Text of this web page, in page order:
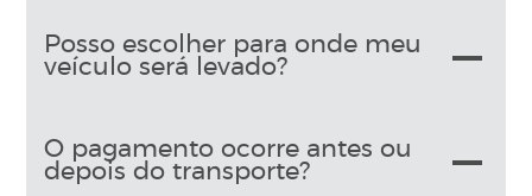
Posso escolher para onde meu
veículo será levado?
O pagamento ocorre antes ou
depois do transporte?